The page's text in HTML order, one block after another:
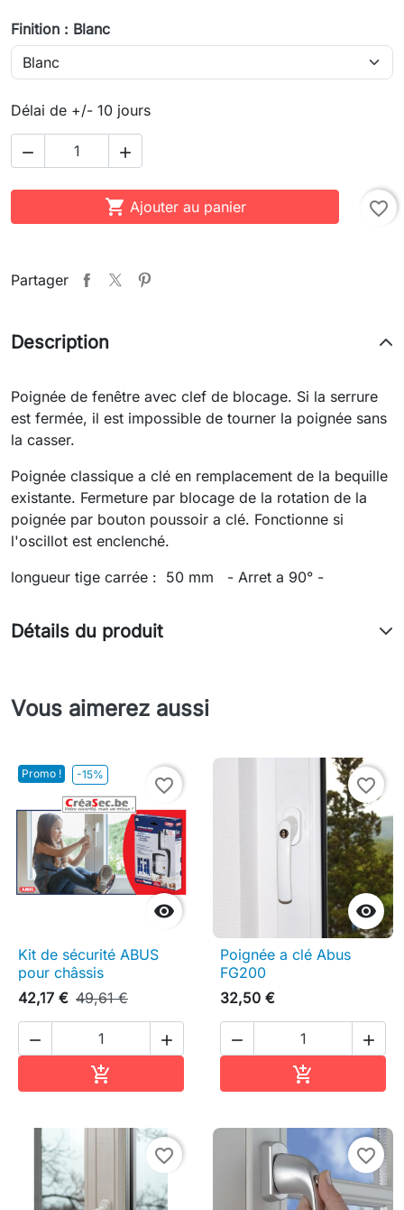
Finition : Blanc
Délai de +/- 10 jours
 
 Ajouter au panier favorite_border
Partager
Description
Poignée de fenêtre avec clef de blocage. Si la serrure
est fermée, il est impossible de tourner la poignée sans
la casser.
Poignée classique a clé en remplacement de la bequille
existante. Fermeture par blocage de la rotation de la
poignée par bouton poussoir a clé. Fonctionne si
l'oscillot est enclenché.
longueur tige carrée : 50 mm - Arret a 90° -
Détails du produit
Vous aimerez aussi
Promo ! -15%

favorite_border
Kit de sécurité ABUS
pour châssis
42,17 € 49,61 €
 


favorite_border
Poignée a clé Abus
FG200
32,50 €
 

favorite_border favorite_border